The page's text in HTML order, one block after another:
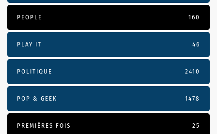
PEOPLE 160
PLAY IT 46
POLITIQUE 2410
POP & GEEK 1478
PREMIÈRES FOIS 25